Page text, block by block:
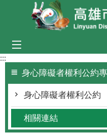
跳到主要內容區塊
:::
身心障礙者權利公約
身心障礙者權利公約
相關連結